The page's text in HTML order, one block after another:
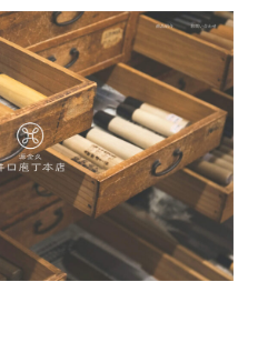
紹介
者・製薬・薬品
者・製薬・薬品
200
・商社
・商社
78
・NPO
・NPO
・小中高・大学・専門学
・小中高・大学・専門学
173
リ・ソフトウェア